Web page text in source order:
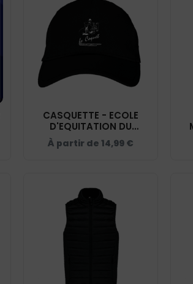
CASQUETTE - ECOLE
D'EQUITATION DU
COQUET - BF015
À partir de 14,99 €